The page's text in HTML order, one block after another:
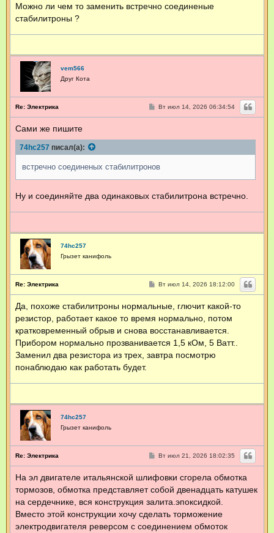
Можно ли чем то заменить встречно соединеные
стабилитроны ?
vem566
Друг Кота
Re: Электрика
С
е
Вт июл 14, 2026 06:34:54
Сами же пишите
74hc257 писал(а):
встречно соединеных стабилитронов
Ну и соединяйте два одинаковых стабилитрона встречно.
74hc257
Грызет канифоль
Re: Электрика
С
б
е
и
е
Вт июл 14, 2026 18:12:00
Да, похоже стабилитроны нормальные, глючит какой-то
резистор, работает какое то время нормально, потом
кратковременный обрыв и снова восстанавливается.
Прибором нормально прозванивается 1,5 кОм, 5 Ватт..
Заменил два резистора из трех, завтра посмотрю
понаблюдаю как работать будет.
74hc257
Грызет канифоль
Re: Электрика
С
б
щ
е
и
е
Вт июл 21, 2026 18:02:35
На эл двигателе итальянской шлифовки сгорела обмотка
тормозов, обмотка представляет собой двенадцать катушек
на сердечнике, вся конструкция залита.эпоксидкой.
Вместо этой конструкции хочу сделать торможение
электродвигателя реверсом с соединением обмоток